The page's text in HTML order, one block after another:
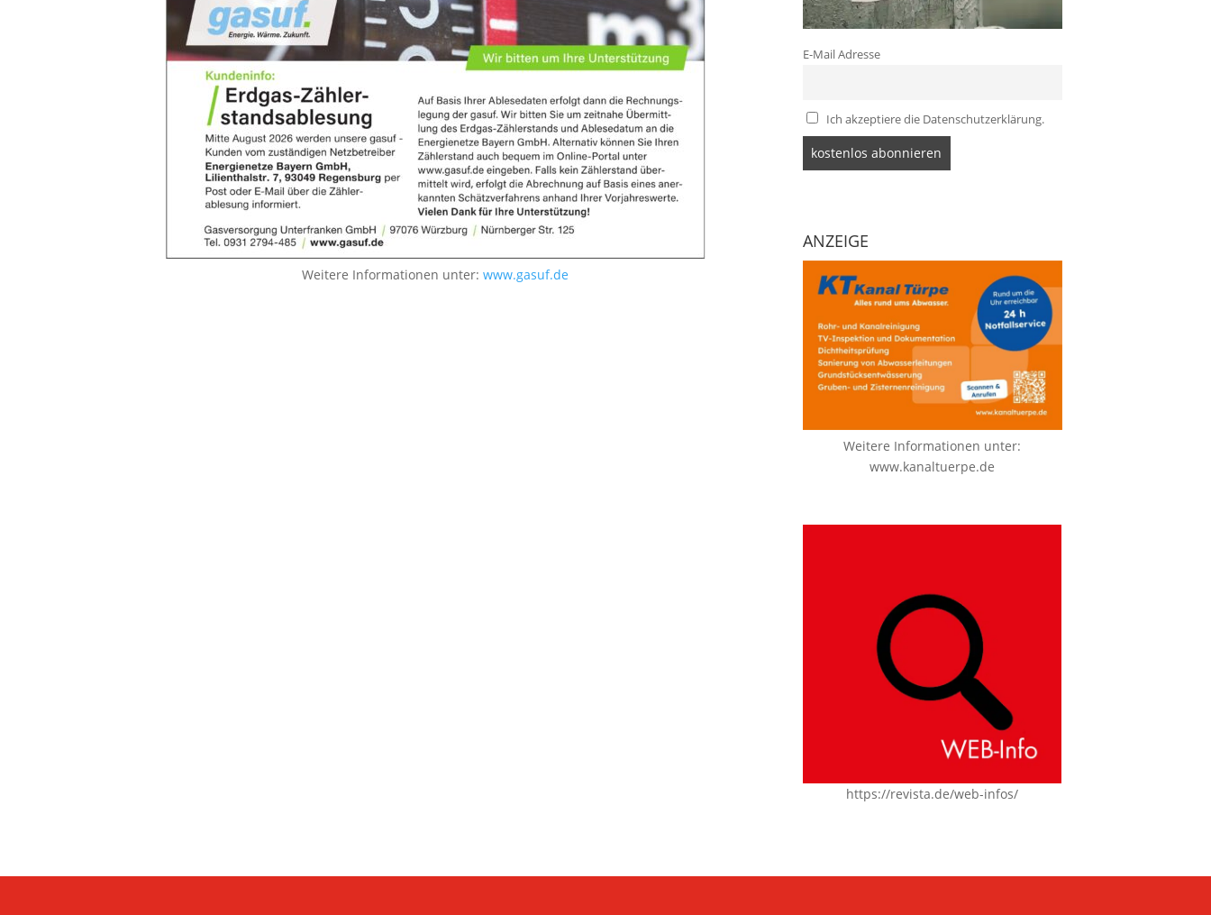
Weitere Informationen unter: www.gasuf.de
E-Mail Adresse
Ich akzeptiere die Datenschutzerklärung.
ANZEIGE
Weitere Informationen unter:
www.kanaltuerpe.de
https://revista.de/web-infos/